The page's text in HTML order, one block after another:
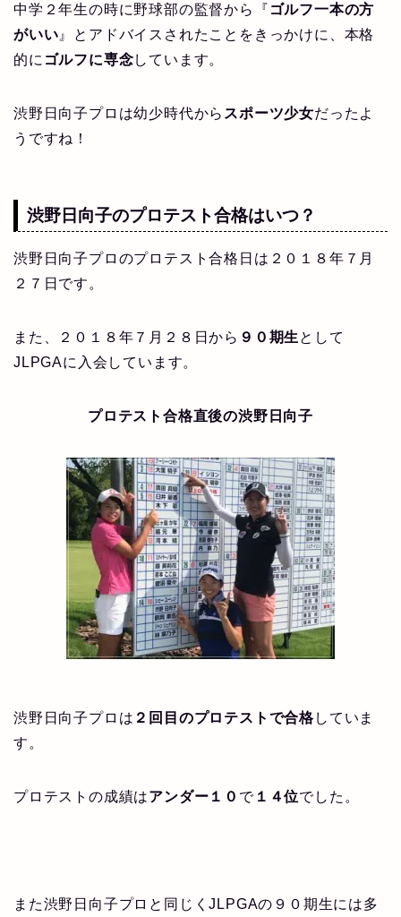
中学２年生の時に野球部の監督から『 ゴルフ一本の方
がいい 』とアドバイスされたことをきっかけに、本格
的に ゴルフに専念しています。
渋野日向子プロは幼少時代から スポーツ少女だったよ
うですね！
渋野日向子のプロテスト合格はいつ？
渋野日向子プロのプロテスト合格日は２０１８年７月
２７日です。
また、２０１８年７月２８日から ９０期生 として
JLPGAに入会しています。
プロテスト合格直後の渋野日向子
渋野日向子プロは ２回目のプロテストで合格していま
す。
プロテストの成績はアンダー１０ で１４位でした。
また渋野日向子プロと同じくJLPGAの９０期生には多